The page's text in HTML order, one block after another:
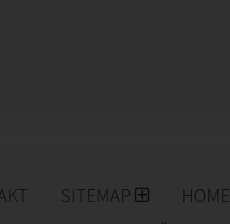
SITEMAP HOME